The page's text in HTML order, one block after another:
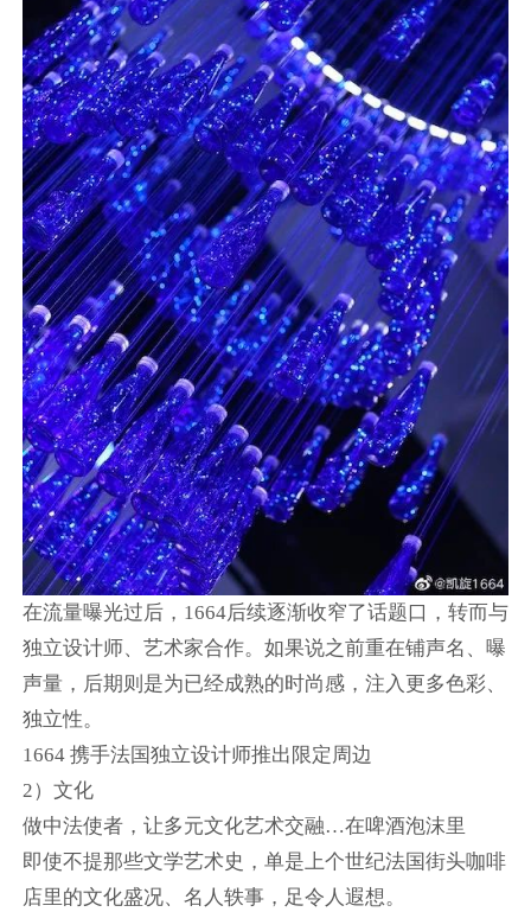
在流量曝光过后，1664后续逐渐收窄了话题口，转而与
独立设计师、艺术家合作。如果说之前重在铺声名、曝
声量，后期则是为已经成熟的时尚感，注入更多色彩、
独立性。
1664 携手法国独立设计师推出限定周边
2）文化
做中法使者，让多元文化艺术交融…在啤酒泡沫里
即使不提那些文学艺术史，单是上个世纪法国街头咖啡
店里的文化盛况、名人轶事，足令人遐想。